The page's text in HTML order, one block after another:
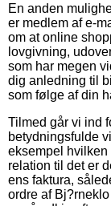
En anden
er medlem af e-
om at online
lovgivning,
som har megen
dig anledning til
som følge af din
Tilmed går vi ind
betydningsfulde
eksempel hvilken
relation til det er
ens faktura,
ordre af